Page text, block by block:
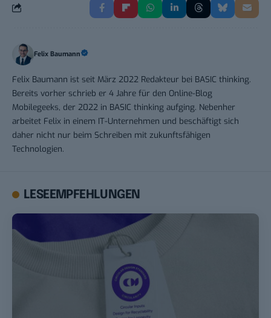
Felix Baumann
Felix Baumann ist seit März 2022 Redakteur bei BASIC thinking.
Bereits vorher schrieb er 4 Jahre für den Online-Blog
Mobilegeeks, der 2022 in BASIC thinking aufging. Nebenher
arbeitet Felix in einem IT-Unternehmen und beschäftigt sich
daher nicht nur beim Schreiben mit zukunftsfähigen
Technologien.
LESEEMPFEHLUNGEN